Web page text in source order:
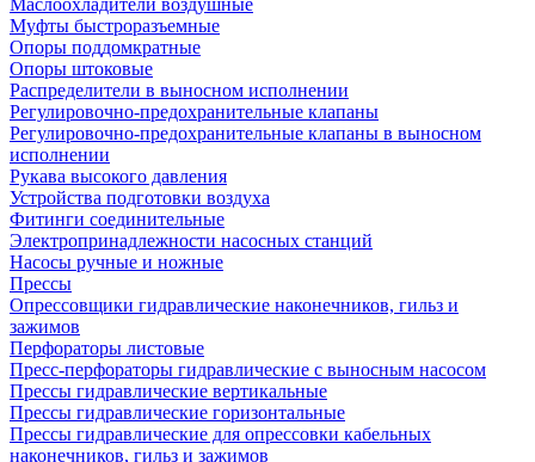
Маслоохладители воздушные
Муфты быстроразъемные
Опоры поддомкратные
Опоры штоковые
Распределители в выносном исполнении
Регулировочно-предохранительные клапаны
Регулировочно-предохранительные клапаны в выносном
исполнении
Рукава высокого давления
Устройства подготовки воздуха
Фитинги соединительные
Электропринадлежности насосных станций
Насосы ручные и ножные
Прессы
Опрессовщики гидравлические наконечников, гильз и
зажимов
Перфораторы листовые
Пресс-перфораторы гидравлические с выносным насосом
Прессы гидравлические вертикальные
Прессы гидравлические горизонтальные
Прессы гидравлические для опрессовки кабельных
наконечников, гильз и зажимов